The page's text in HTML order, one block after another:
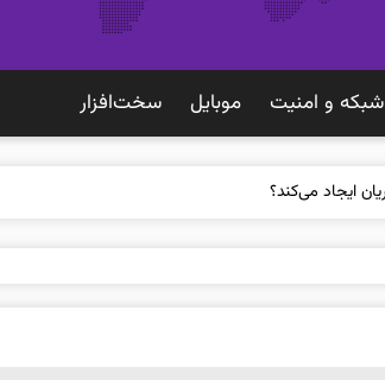
شبكه و امنيت موبايل سخت‌افزار